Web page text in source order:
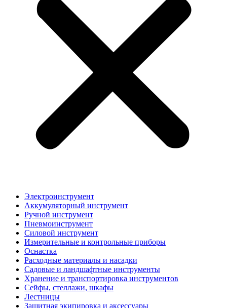
Электроинструмент
Аккумуляторный инструмент
Ручной инструмент
Пневмоинструмент
Силовой инструмент
Измерительные и контрольные приборы
Оснастка
Расходные материалы и насадки
Садовые и ландшафтные инструменты
Хранение и транспортировка инструментов
Сейфы, стеллажи, шкафы
Лестницы
Защитная экипировка и аксессуары